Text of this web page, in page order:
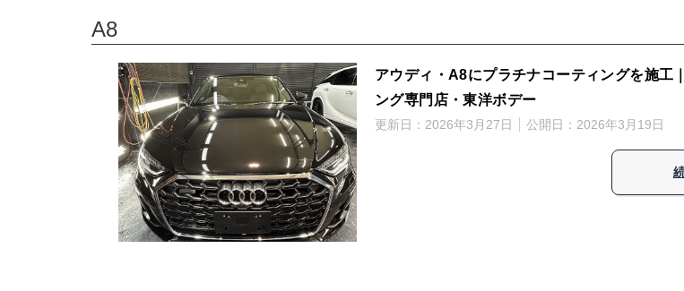
A8
アウディ・A8にプラチナコーティングを施工
ング専門店・東洋ボデー
更新日： 2026年3月27日 公開日： 2026年3月19日